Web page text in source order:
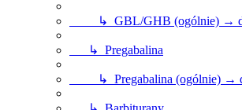
↳ GBL/GHB (ogólnie) →
↳ Pregabalina
↳ Pregabalina (ogólnie) →